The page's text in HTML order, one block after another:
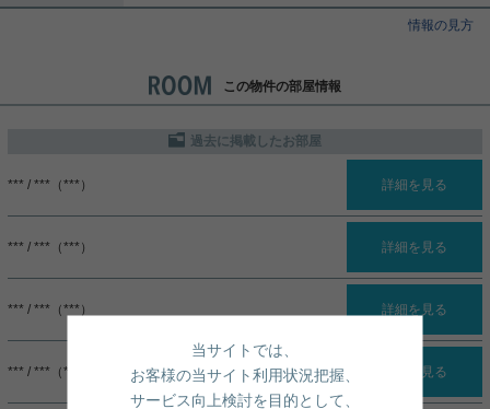
情報の見方
この物件の部屋情報
過去に掲載したお部屋
*** / ***（***） 詳細を見る
*** / ***（***） 詳細を見る
*** / ***（***） 詳細を見る
*** / ***（***） 詳細を見る
当サイトでは、
お客様の当サイト利用状況把握、
サービス向上検討を目的として、